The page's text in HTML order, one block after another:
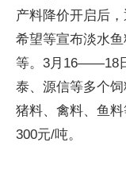
产料降价开启后
希望等宣布淡水
等。3月16——18
泰、源信等多个
猪料、禽料、鱼
300元/吨。